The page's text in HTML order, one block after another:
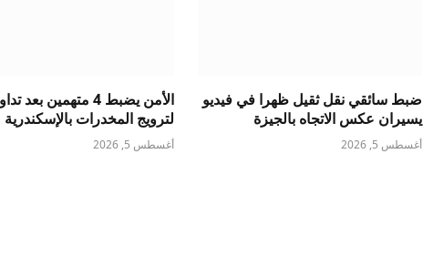
ضبط سائقي نقل ثقيل ظهرا في فيديو
يسيران عكس الاتجاه بالجيزة
أغسطس 5, 2026
الأمن يضبط 4 متهمين
لترويج المخدرات بالإسكندرية
أغسطس 5, 2026